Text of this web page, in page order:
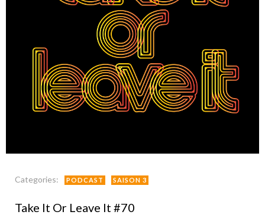
Categories: PODCAST SAISON 3
Take It Or Leave It #70